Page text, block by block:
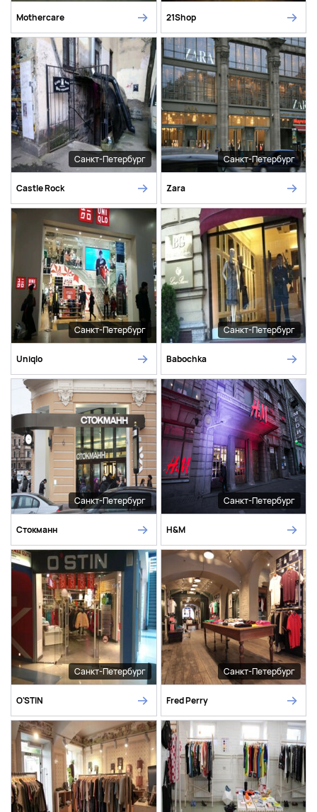
Mothercare 21Shop
Санкт-Петербург
Castle Rock
Санкт-Петербург
Zara
Санкт-Петербург
Uniqlo
Санкт-Петербург
Babochka
Санкт-Петербург
Стокманн
Санкт-Петербург
H&M
Санкт-Петербург
O'STIN
Санкт-Петербург
Fred Perry